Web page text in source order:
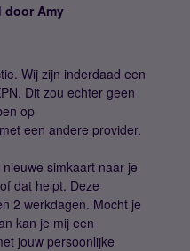
door Amy
Wij zijn inderdaad een
Dit zou echter geen
op
een andere provider.
simkaart naar je
dat helpt. Deze
2 werkdagen. Mocht je
kan je mij een
jouw persoonlijke